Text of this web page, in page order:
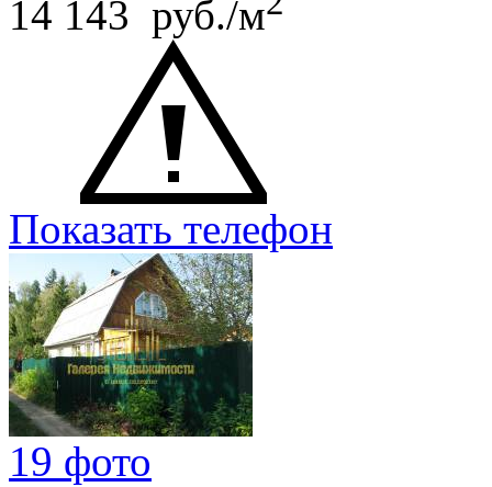
14 143 руб./м
Показать телефон
19 фото